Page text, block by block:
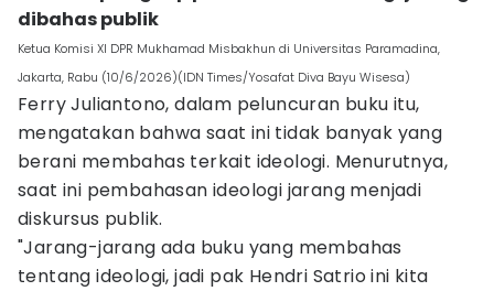
dibahas publik
Ketua Komisi XI DPR Mukhamad Misbakhun di Universitas Paramadina,
Jakarta, Rabu (10/6/2026)(IDN Times/Yosafat Diva Bayu Wisesa)
Ferry Juliantono, dalam peluncuran buku itu,
mengatakan bahwa saat ini tidak banyak yang
berani membahas terkait ideologi. Menurutnya,
saat ini pembahasan ideologi jarang menjadi
diskursus publik.
"Jarang-jarang ada buku yang membahas
tentang ideologi, jadi pak Hendri Satrio ini kita